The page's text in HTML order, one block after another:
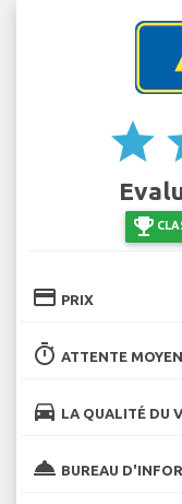
star
emoji_events
credit_card PRIX
timer ATTENTE
directions_car LA QUALITÉ DU
room_service BUREAU